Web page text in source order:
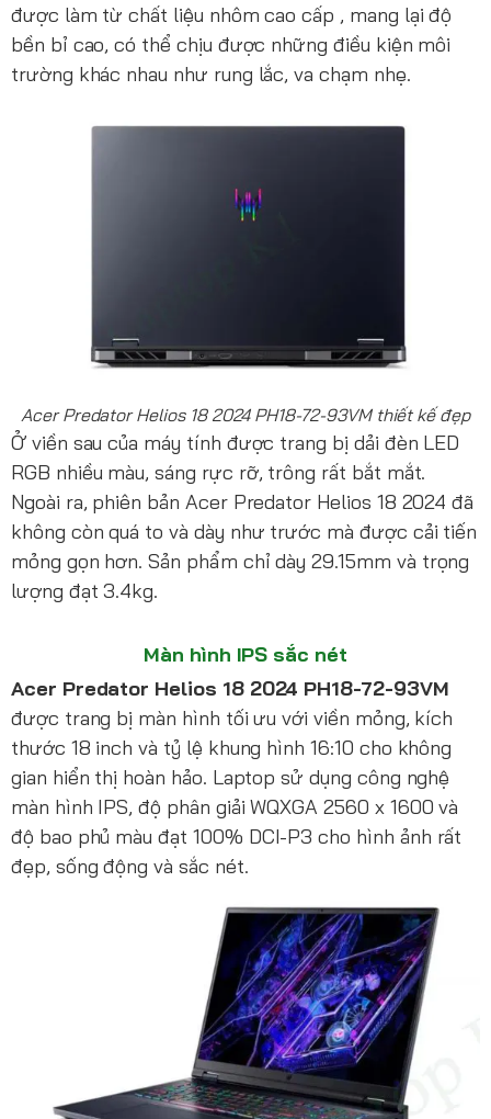
được làm từ chất liệu nhôm cao cấp , mang lại độ
bền bỉ cao, có thể chịu được những điều kiện môi
trường khác nhau như rung lắc, va chạm nhẹ.
Acer Predator Helios 18 2024 PH18-72-93VM thiết kế đẹp
Ở viền sau của máy tính được trang bị dải đèn LED
RGB nhiều màu, sáng rực rỡ, trông rất bắt mắt.
Ngoài ra, phiên bản Acer Predator Helios 18 2024 đã
không còn quá to và dày như trước mà được cải tiến
mỏng gọn hơn. Sản phẩm chỉ dày 29.15mm và trọng
lượng đạt 3.4kg.
Màn hình IPS sắc nét
Acer Predator Helios 18 2024 PH18-72-93VM
được trang bị màn hình tối ưu với viền mỏng, kích
thước 18 inch và tỷ lệ khung hình 16:10 cho không
gian hiển thị hoàn hảo. Laptop sử dụng công nghệ
màn hình IPS, độ phân giải WQXGA 2560 x 1600 và
độ bao phủ màu đạt 100% DCI-P3 cho hình ảnh rất
đẹp, sống động và sắc nét.